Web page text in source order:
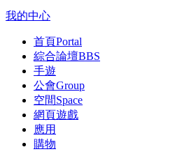
我的中心
首頁Portal
綜合論壇BBS
手遊
公會Group
空間Space
網頁遊戲
應用
購物